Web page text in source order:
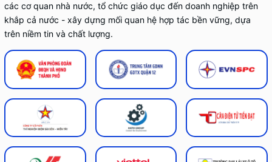
các cơ quan nhà nước, tổ chức giáo dục đến doanh nghiệp trên
khắp cả nước - xây dựng mối quan hệ hợp tác bền vững, dựa
trên niềm tin và chất lượng.